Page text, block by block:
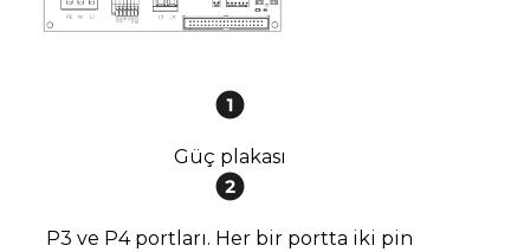
Güç plakası
P3 ve P4 portları. Her bir portta iki pin